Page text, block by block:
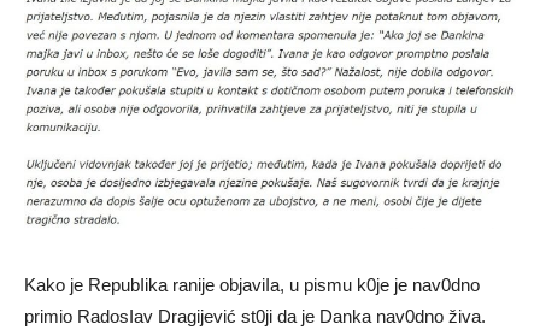
Kako je RepubIika ranije objaviIa, u pismu k0je je nav0dno
primio RadosIav Dragijević st0ji da je Danka nav0dno živa.